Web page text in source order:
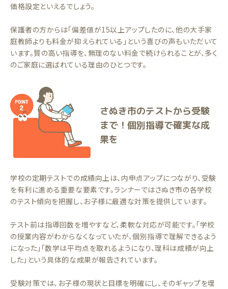
価格設定といえるでしょう。
保護者の方からは「偏差値が15以上アップしたのに、他の大手家
庭教師よりも料金が抑えられている」という喜びの声もいただいて
います。質の高い指導を、無理のない料金で続けられることが、多く
のご家庭に選ばれている理由のひとつです。
さぬき市のテストから受験
まで！個別指導で確実な成
果を
学校の定期テストでの成績向上は、内申点アップにつながり、受験
を有利に進める重要な要素です。ランナーではさぬき市の各学校
のテスト傾向を把握し、お子様に最適な対策を提供しています。
テスト前は指導回数を増やすなど、柔軟な対応が可能です。「学校
の授業内容がわからなくなっていたが、個別指導で理解できるよう
になった」「数学は平均点を取れるようになり、理科は成績が向上
した」という具体的な成果が報告されています。
受験対策では、お子様の現状と目標を明確にし、そのギャップを埋